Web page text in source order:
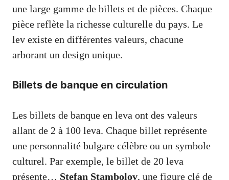
une large gamme de billets et de pièces. Chaque
pièce reflète la richesse culturelle du pays. Le
lev existe en différentes valeurs, chacune
arborant un design unique.
Billets de banque en circulation
Les billets de banque en leva ont des valeurs
allant de 2 à 100 leva. Chaque billet représente
une personnalité bulgare célèbre ou un symbole
culturel. Par exemple, le billet de 20 leva
présente… Stefan Stambolov, une figure clé de